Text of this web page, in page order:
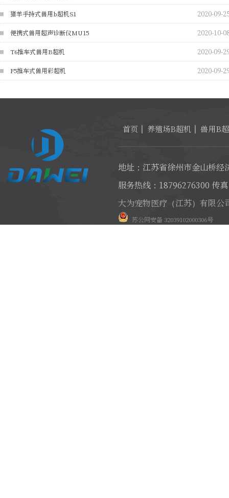
猪羊手持式兽用b超机S1 2020-09-
便携式兽用超声诊断仪MU15 2020-10-
T6推车式兽用B超机 2020-09-
F5推车式兽用彩超机 2020-09-
首页 养殖场B超机 兽用B
地址：江苏省徐州市金山桥经
服务热线：18796276300 传
大为宠物医疗（江苏）有限公
苏公网安备 32039102000306号